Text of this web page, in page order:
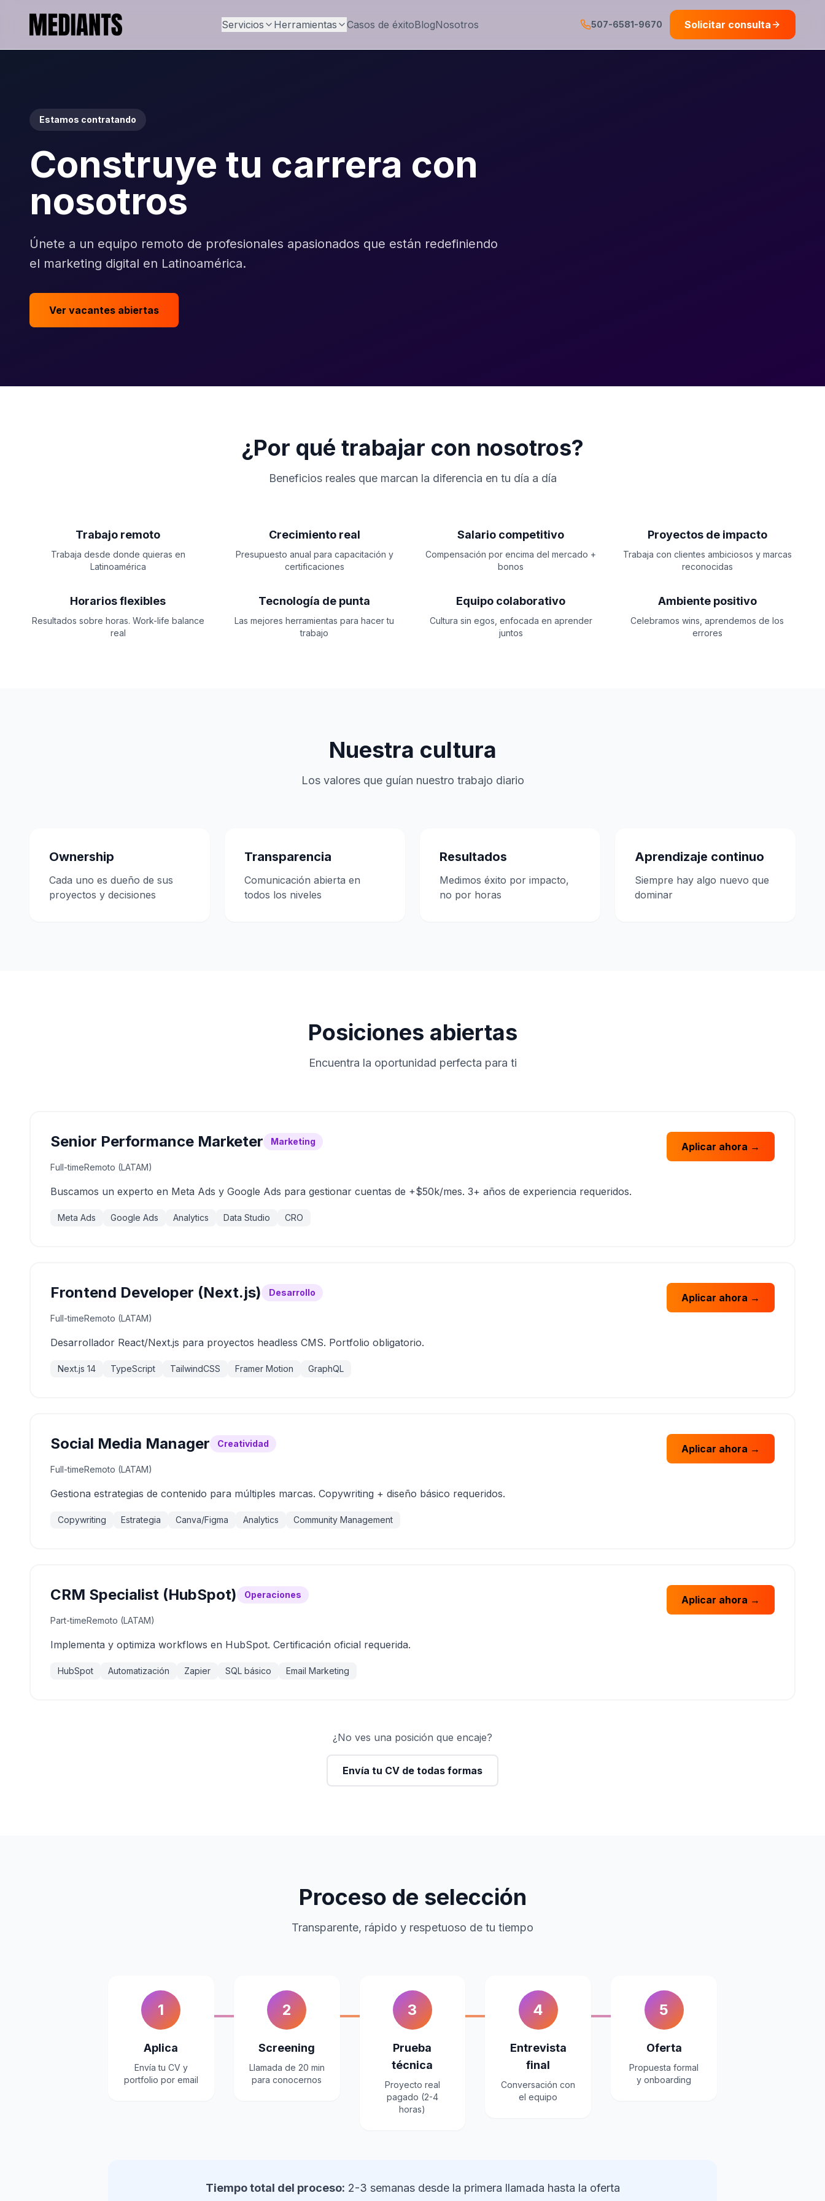
Servicios Herramientas Casos de éxitoBlogNosotros 507-6581-9670 Solicitar consulta
Estamos contratando
Construye tu carrera con
nosotros
Únete a un equipo remoto de profesionales apasionados que están redefiniendo
el marketing digital en Latinoamérica.
Ver vacantes abiertas
¿Por qué trabajar con nosotros?
Beneficios reales que marcan la diferencia en tu día a día
Trabajo remoto
Trabaja desde donde quieras en
Latinoamérica
Crecimiento real
Presupuesto anual para capacitación y
certificaciones
Salario competitivo
Compensación por encima del mercado +
bonos
Proyectos de impacto
Trabaja con clientes ambiciosos y marcas
reconocidas
Horarios flexibles
Resultados sobre horas. Work-life balance
real
Tecnología de punta
Las mejores herramientas para hacer tu
trabajo
Equipo colaborativo
Cultura sin egos, enfocada en aprender
juntos
Ambiente positivo
Celebramos wins, aprendemos de los
errores
Nuestra cultura
Los valores que guían nuestro trabajo diario
Ownership
Cada uno es dueño de sus
proyectos y decisiones
Transparencia
Comunicación abierta en
todos los niveles
Resultados
Medimos éxito por impacto,
no por horas
Aprendizaje continuo
Siempre hay algo nuevo que
dominar
Posiciones abiertas
Encuentra la oportunidad perfecta para ti
Senior Performance Marketer Marketing
Full-timeRemoto (LATAM)
Buscamos un experto en Meta Ads y Google Ads para gestionar cuentas de +$50k/mes. 3+ años de experiencia requeridos.
Meta Ads Google Ads Analytics Data Studio CRO
Aplicar ahora →
Frontend Developer (Next.js) Desarrollo
Full-timeRemoto (LATAM)
Desarrollador React/Next.js para proyectos headless CMS. Portfolio obligatorio.
Next.js 14 TypeScript TailwindCSS Framer Motion GraphQL
Aplicar ahora →
Social Media Manager Creatividad
Full-timeRemoto (LATAM)
Gestiona estrategias de contenido para múltiples marcas. Copywriting + diseño básico requeridos.
Copywriting Estrategia Canva/Figma Analytics Community Management
Aplicar ahora →
CRM Specialist (HubSpot) Operaciones
Part-timeRemoto (LATAM)
Implementa y optimiza workflows en HubSpot. Certificación oficial requerida.
HubSpot Automatización Zapier SQL básico Email Marketing
Aplicar ahora →
¿No ves una posición que encaje?
Envía tu CV de todas formas
Proceso de selección
Transparente, rápido y respetuoso de tu tiempo
1
Aplica
Envía tu CV y
portfolio por email
2
Screening
Llamada de 20 min
para conocernos
3
Prueba
técnica
Proyecto real
pagado (2-4
horas)
4
Entrevista
final
Conversación con
el equipo
5
Oferta
Propuesta formal
y onboarding
Tiempo total del proceso: 2-3 semanas desde la primera llamada hasta la oferta